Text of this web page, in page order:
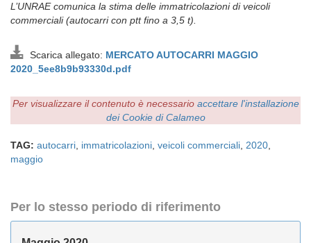
L’UNRAE comunica la stima delle immatricolazioni di veicoli
commerciali (autocarri con ptt fino a 3,5 t).
Scarica allegato: MERCATO AUTOCARRI MAGGIO
2020_5ee8b9b93330d.pdf
Per visualizzare il contenuto è necessario accettare l'installazione
dei Cookie di Calameo
TAG: autocarri immatricolazioni veicoli commerciali 2020
maggio
Per lo stesso periodo di riferimento